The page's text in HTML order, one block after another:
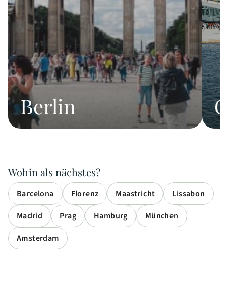
Berlin
Wohin als nächstes?
Barcelona Florenz Maastricht
Lissabon
Madrid
Prag Hamburg
München
Amsterdam